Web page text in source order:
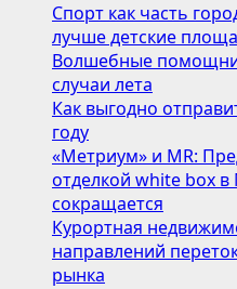
Спорт как часть
лучше детские
Волшебные
случаи лета
Как выгодно
году
«Метриум» и MR:
отделкой white box
сокращается
Курортная
направлений
рынка